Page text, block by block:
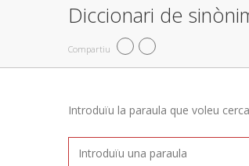
Diccionari de
Compartiu
Introduïu la paraula que voleu